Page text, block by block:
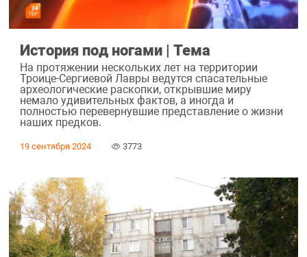
История под ногами | Тема
На протяжении нескольких лет на территории
Троице-Сергиевой Лавры ведутся спасательные
археологические раскопки, открывшие миру
немало удивительных фактов, а иногда и
полностью перевернувшие представление о жизни
наших предков.
19 сентября 2024 3773